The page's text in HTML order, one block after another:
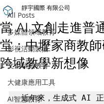
All Posts
多媒體領域教育
影視活動製播
文創領域教育
大健康應用工具
AI智慧教育
當 AI 文創走進普
堂：中壢家商教
跨域教學新想像
靜宇國際 有限公司
近年來，生成式 AI 正